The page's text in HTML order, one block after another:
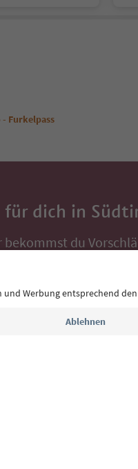
- Furkelpass
für dich in
du